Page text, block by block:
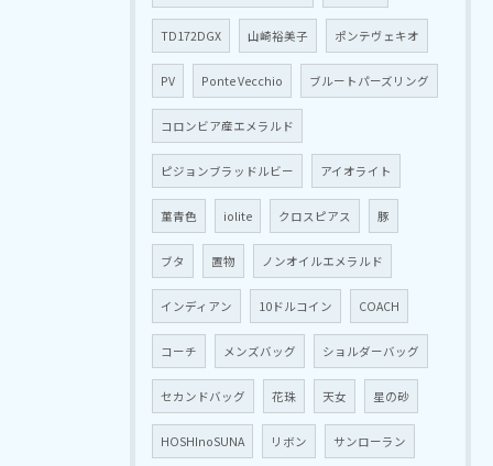
TD172DGX 山崎裕美子 ポンテヴェキオ
PV Ponte Vecchio ブルートパーズリング
コロンビア産エメラルド
ピジョンブラッドルビー アイオライト
菫青色 iolite クロスピアス 豚
ブタ 置物 ノンオイルエメラルド
インディアン 10ドルコイン COACH
コーチ メンズバッグ ショルダーバッグ
セカンドバッグ 花珠 天女 星の砂
HOSHInoSUNA リボン サンローラン